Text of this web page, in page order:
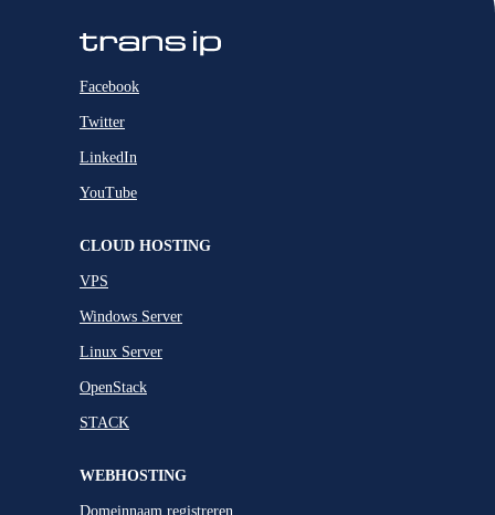
Facebook
Twitter
LinkedIn
YouTube
CLOUD HOSTING
VPS
Windows Server
Linux Server
OpenStack
STACK
WEBHOSTING
Domeinnaam registreren